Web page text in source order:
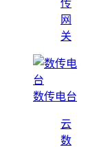
传
网
关
数传电台
云
数